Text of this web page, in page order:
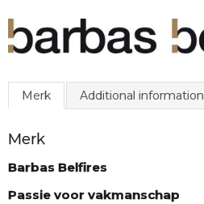
Merk Additional information
Merk
Barbas Belfires
Passie voor vakmanschap